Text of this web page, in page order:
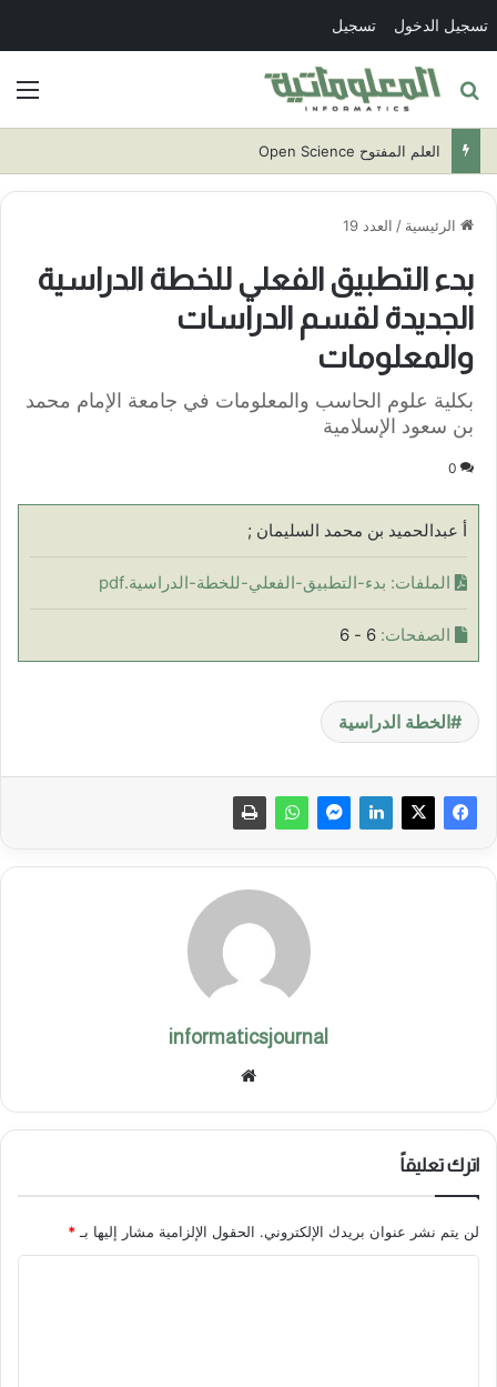
تسجيل الدخول تسجيل
بحث عن
العلم المفتوح Open Science
الرئيسية / العدد 19
بدء التطبيق الفعلي للخطة الدراسية
الجديدة لقسم الدراسات
والمعلومات
بكلية علوم الحاسب والمعلومات في جامعة الإمام محمد
بن سعود الإسلامية
0
أ عبدالحميد بن محمد السليمان ;
الملفات: بدء-التطبيق-الفعلي-للخطة-الدراسية.pdf
الصفحات: 6 - 6
الخطة الدراسية
informaticsjournal
الوي
اترك تعليقاً
لن يتم نشر عنوان بريدك الإلكتروني. الحقول الإلزامية مشار إليها بـ *